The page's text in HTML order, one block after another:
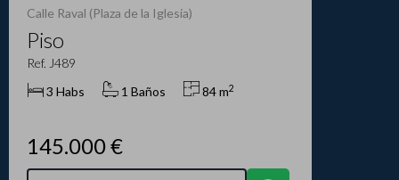
Calle Raval (Plaza de la Iglesia)
Piso
Ref. J489
3 Habs
1 Baños 84 m2
145.000 €